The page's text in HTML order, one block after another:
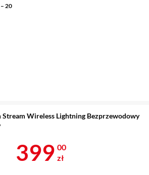
20
Wireless Lightning Bezprzewodowy
Cena 399 zł
399 00
zł